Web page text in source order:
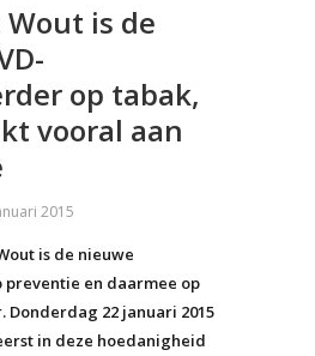
Wout is de
op tabak,
vooral aan
2015
is de nieuwe
en daarmee op
Donderdag 22 januari 2015
in deze hoedanigheid